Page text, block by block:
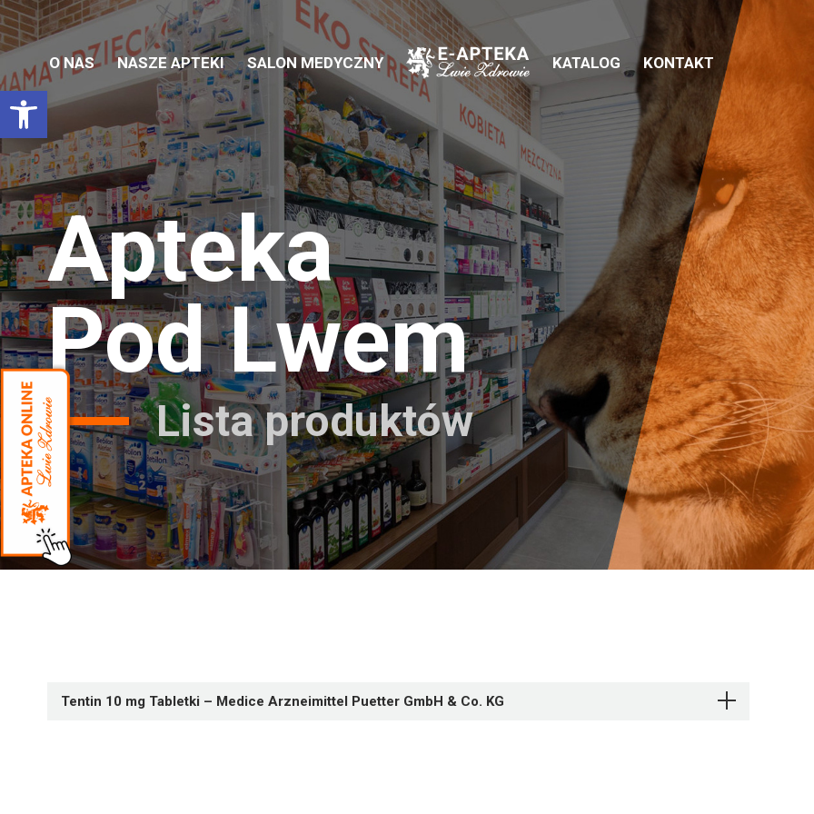
Otwórz pasek narzędzi
O NAS NASZE APTEKI SALON MEDYCZNY KATALOG KONTAKT
Apteka
Pod Lwem
Lista produktów
Tentin 10 mg Tabletki – Medice Arzneimittel Puetter GmbH & Co. KG